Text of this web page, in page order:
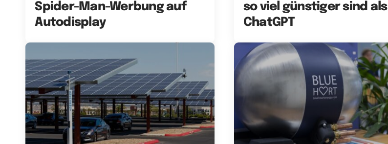
Spider-Man-Werbung auf
Autodisplay
so viel günstiger sind als
ChatGPT